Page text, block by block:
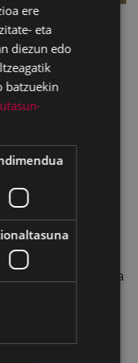
kaleratu du
proiektuak
hau izan da:
Herriko
hutsune bat
espero
euskaraz
15 orrialde
garatzeko modua
azalduz: lanaren
gaur egungo
lan-metodologia;
ere
eta
diezun edo
batzuekin